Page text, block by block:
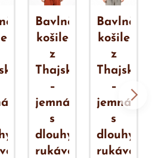
Bavlněná
košile
z
Thajska
–
jemná
s
dlouhým
rukávem
Bavlněná
košile
z
Thajska
–
jemná
s
dlouhým
rukávem